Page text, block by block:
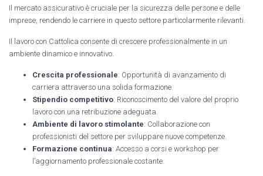
Il mercato assicurativo è cruciale per la sicurezza delle persone e delle
imprese, rendendo le carriere in questo settore particolarmente rilevanti.
Il lavoro con Cattolica consente di crescere professionalmente in un
ambiente dinamico e innovativo.
Crescita professionale: Opportunità di avanzamento di
carriera attraverso una solida formazione.
Stipendio competitivo: Riconoscimento del valore del proprio
lavoro con una retribuzione adeguata.
Ambiente di lavoro stimolante: Collaborazione con
professionisti del settore per sviluppare nuove competenze.
Formazione continua: Accesso a corsi e workshop per
l’aggiornamento professionale costante.